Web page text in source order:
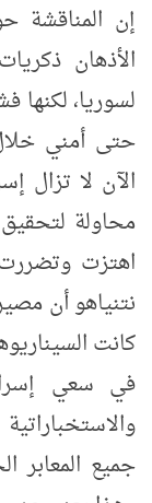
إن المناقشة
الأذهان
لسوريا،
الآن لا تزال
محاولة
اهتزت
نتنياهو أن
كانت
في سعي
جميع المعابر